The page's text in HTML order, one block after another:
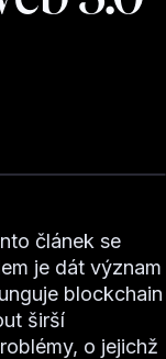
článek se
je dát význam
blockchain
širší
o jejichž